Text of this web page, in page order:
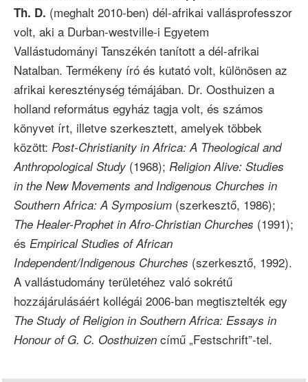
Th. D. (meghalt 2010-ben) dél-afrikai vallásprofesszor
volt, aki a Durban-westville-i Egyetem
Vallástudományi Tanszékén tanított a dél-afrikai
Natalban. Termékeny író és kutató volt, különösen az
afrikai kereszténység témájában. Dr. Oosthuizen a
holland református egyház tagja volt, és számos
könyvet írt, illetve szerkesztett, amelyek többek
között: Post-Christianity in Africa: A Theological and
Anthropological Study (1968); Religion Alive: Studies
in the New Movements and Indigenous Churches in
Southern Africa: A Symposium (szerkesztő, 1986);
The Healer-Prophet in Afro-Christian Churches (1991);
és Empirical Studies of African
Independent/Indigenous Churches (szerkesztő, 1992).
A vallástudomány területéhez való sokrétű
hozzájárulásáért kollégái 2006-ban megtisztelték egy
The Study of Religion in Southern Africa: Essays in
Honour of G. C. Oosthuizen című „Festschrift”-tel.